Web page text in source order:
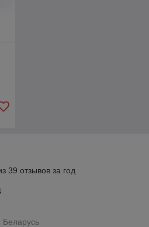
39 отзывов за год
Беларусь